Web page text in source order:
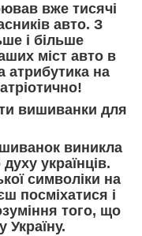
вже тисячі
авто. З
і більше
міст авто в
атрибутика на
вишиванки для
виникла
українців.
символіки на
посміхатися і
того, що
Україну.